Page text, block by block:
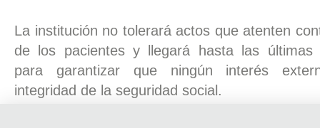
La institución no tolerará actos que atenten
de los pacientes y llegará hasta las últimas
para garantizar que ningún interés
integridad de la seguridad social.